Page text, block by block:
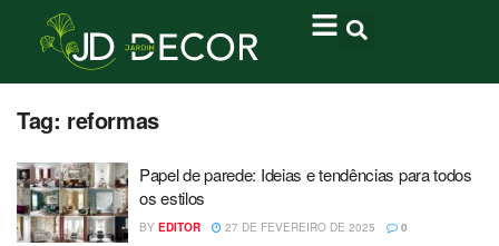
Tag: reformas
Papel de parede: Ideias e tendências para todos
os estilos
BY EDITOR 27 DE FEVEREIRO DE 2025 0